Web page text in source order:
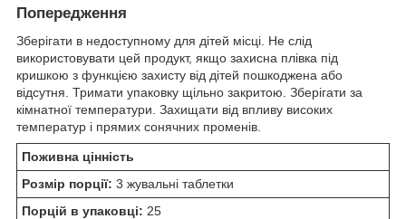
Попередження
Зберігати в недоступному для дітей місці. Не слід
використовувати цей продукт, якщо захисна плівка під
кришкою з функцією захисту від дітей пошкоджена або
відсутня. Тримати упаковку щільно закритою. Зберігати за
кімнатної температури. Захищати від впливу високих
температур і прямих сонячних променів.
Поживна цінність
Розмір порції: 3 жувальні таблетки
Порцій в упаковці: 25